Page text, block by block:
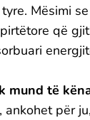
Mësimi
që
mund të
ankohet për